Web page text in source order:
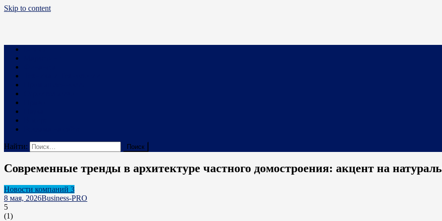
Skip to content
Business PRO
Новости про бизнес и не только
Найти:
Современные тренды в архитектуре частного домостроения: акцент на
Новости компаний 3
8 мая, 2026Business-PRO
5
(1)